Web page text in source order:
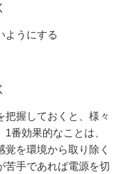
ようにする
把握しておくと、様々
番効果的なことは、
を環境から取り除く
苦手であれば電源を切